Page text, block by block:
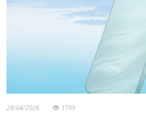
28/04/2026 1799